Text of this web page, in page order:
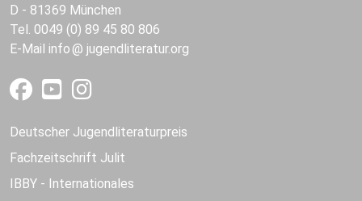
D - 81369 München
Tel. 0049 (0) 89 45 80 806
E-Mail info jugendliteratur.org
Deutscher Jugendliteraturpreis
Fachzeitschrift Julit
IBBY - Internationales